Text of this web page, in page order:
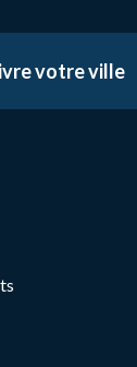
votre ville